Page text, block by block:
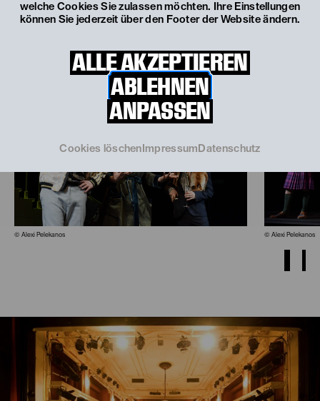
welche Cookies Sie zulassen möchten. Ihre Einstellungen
können Sie jederzeit über den Footer der Website ändern.
ALLE AKZEPTIEREN
ABLEHNEN
ANPASSEN
Cookies löschen Impressum Datenschutz
© Alexi Pelekanos © Alexi Pelekanos